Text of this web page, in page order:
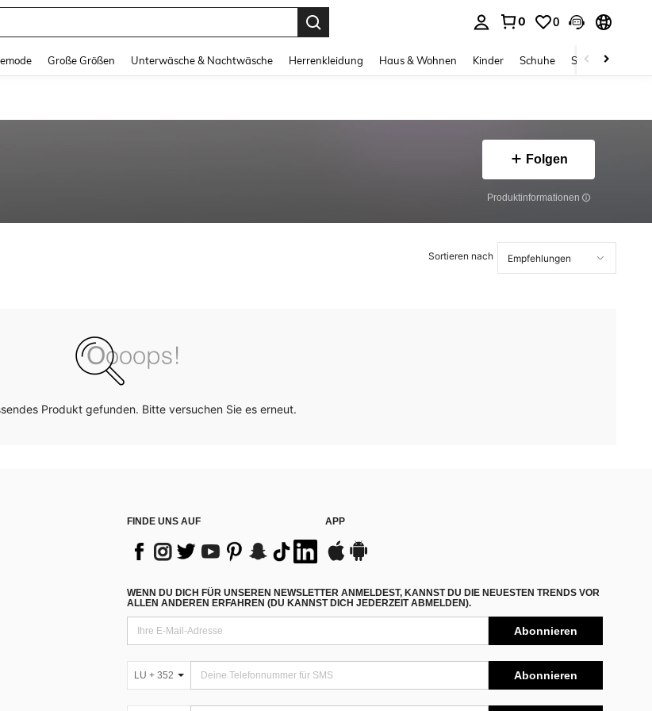
0 0
Große Größen Unterwäsche & Nachtwäsche Herrenkleidung Haus & Wohnen Kinder Schuhe Schmuck &
Folgen
Produktinformationen
Sortieren nach
Produkt gefunden. Bitte versuchen Sie es erneut.
FINDE UNS AUF APP
WENN DU DICH FÜR UNSEREN NEWSLETTER ANMELDEST, KANNST DU DIE NEUESTEN TRENDS VOR
ALLEN ANDEREN ERFAHREN (DU KANNST DICH JEDERZEIT ABMELDEN).
Abonnieren
LU + 352 Abonnieren